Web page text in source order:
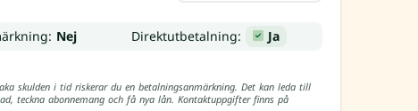
Nej Direktutbetalning: Ja
skulden i tid riskerar du en betalningsanmärkning. Det kan leda till
teckna abonnemang och få nya lån. Kontaktuppgifter finns på